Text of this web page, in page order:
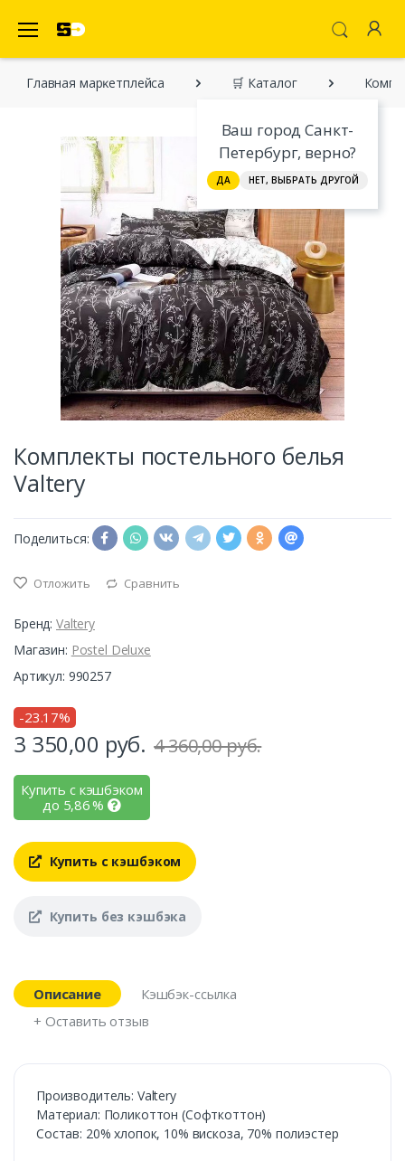
Ваш город Санкт-
Петербург, верно?
ДА НЕТ, ВЫБРАТЬ ДРУГОЙ
Главная марĸетплейса 🛒 Каталог
Комплекты постельного белья
Valtery
Поделиться:
Отложить Сравнить
Бренд: Valtery
Магазин: Postel Deluxe
Артикул: 990257
-23.17%
3 350,00 руб. 4 360,00 руб.
Купить с кэшбэком
до 5,86%
Купить с кэшбэком
Купить без кэшбэка
Описание
Кэшбэк-ссылка
+ Оставить отзыв
Производитель: Valtery
Материал: Поликоттон (Софткоттон)
Состав: 20% хлопок, 10% вискоза, 70% полиэстер